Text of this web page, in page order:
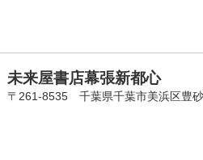
未来屋書店幕張新都心
〒261-8535 千葉県千葉市美浜区豊